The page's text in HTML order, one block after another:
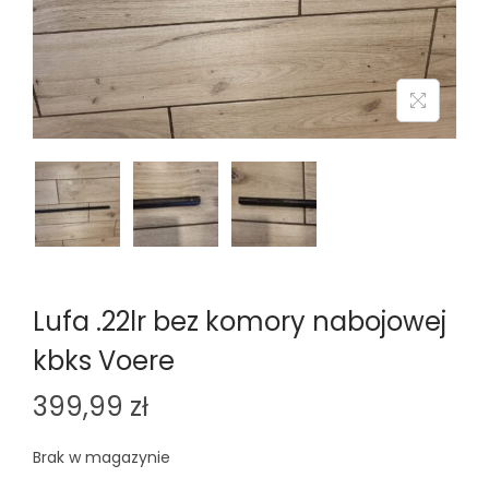
n
Lufa .22lr bez komory nabojowej
kbks Voere
399,99 zł
Brak w magazynie